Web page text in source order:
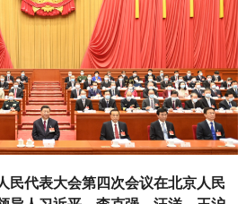
民代表大会第四次会议在北京人民